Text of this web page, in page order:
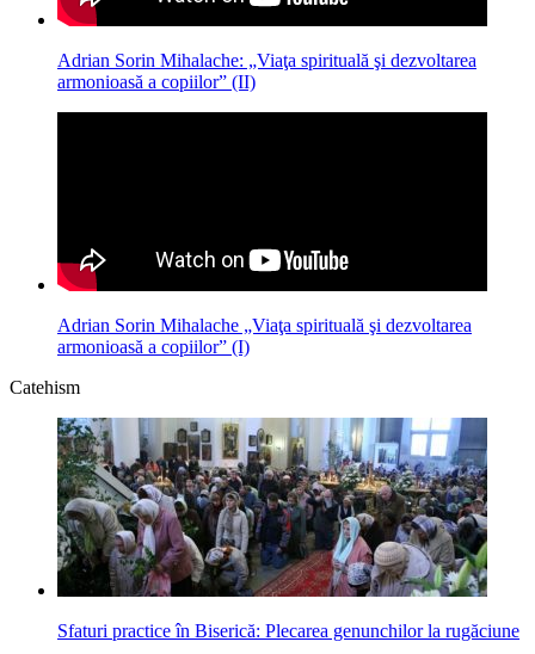
Adrian Sorin Mihalache: „Viaţa spirituală şi dezvoltarea
armonioasă a copiilor” (II)
Adrian Sorin Mihalache „Viaţa spirituală şi dezvoltarea
armonioasă a copiilor” (I)
Catehism
Sfaturi practice în Biserică: Plecarea genunchilor la rugăciune